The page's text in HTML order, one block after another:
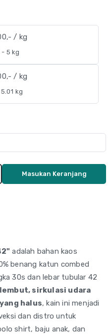
/ kg
- 5 kg
/ kg
kg
Masukan Keranjang
adalah bahan kaos
benang katun combed
30s danlebar tubular 42
sirkulasi udara
halus, kainini menjadi
dan distro untuk
shirt, baju anak, dan